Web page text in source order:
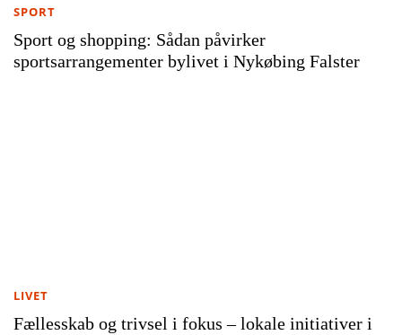
Sport og shopping: Sådan påvirker
sportsarrangementer bylivet i Nykøbing Falster
SPORT
Fællesskab og trivsel i fokus – lokale initiativer i
LIVET